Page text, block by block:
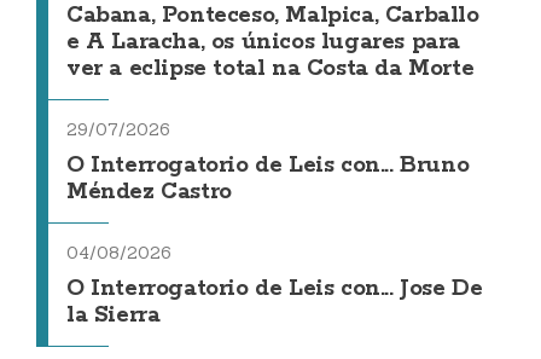
Cabana, Ponteceso, Malpica, Carballo
e A Laracha, os únicos lugares para
ver a eclipse total na Costa da Morte
29/07/2026
O Interrogatorio de Leis con... Bruno
Méndez Castro
04/08/2026
O Interrogatorio de Leis con... Jose De
la Sierra